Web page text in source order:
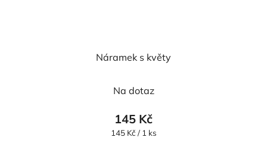
Náramek s květy
Na dotaz
145 Kč
Měrná
145 Kč / 1 ks